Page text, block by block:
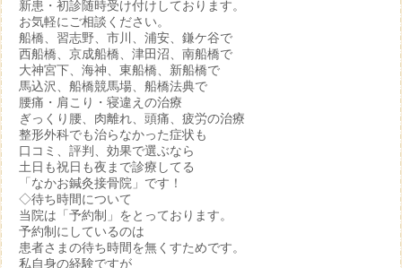
新患・初診随時受け付けしております。
お気軽にご相談ください。
船橋、習志野、市川、浦安、鎌ケ谷で
西船橋、京成船橋、津田沼、南船橋で
大神宮下、海神、東船橋、新船橋で
馬込沢、船橋競馬場、船橋法典で
腰痛・肩こり・寝違えの治療
ぎっくり腰、肉離れ、頭痛、疲労の治療
整形外科でも治らなかった症状も
口コミ、評判、効果で選ぶなら
土日も祝日も夜まで診療してる
「なかお鍼灸接骨院」です！
◇待ち時間について
当院は「予約制」をとっております。
予約制にしているのは
患者さまの待ち時間を無くすためです。
私自身の経験ですが